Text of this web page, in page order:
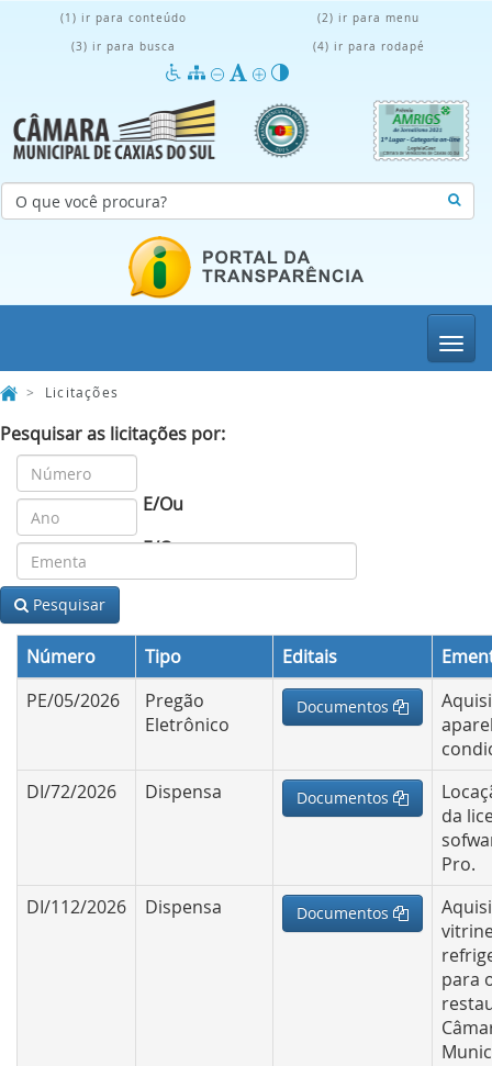
(1) ir para conteúdo
(2) ir para menu
(3) ir para busca
(4) ir para rodapé
> Licitações
Pesquisar as licitações por:
E/Ou
E/Ou
Pesquisar
Número Tipo Editais
PE/05/2026
Pregão
Eletrônico
Documentos
DI/72/2026
Dispensa Documentos
da
Pro.
DI/112/2026
Dispensa Documentos
para